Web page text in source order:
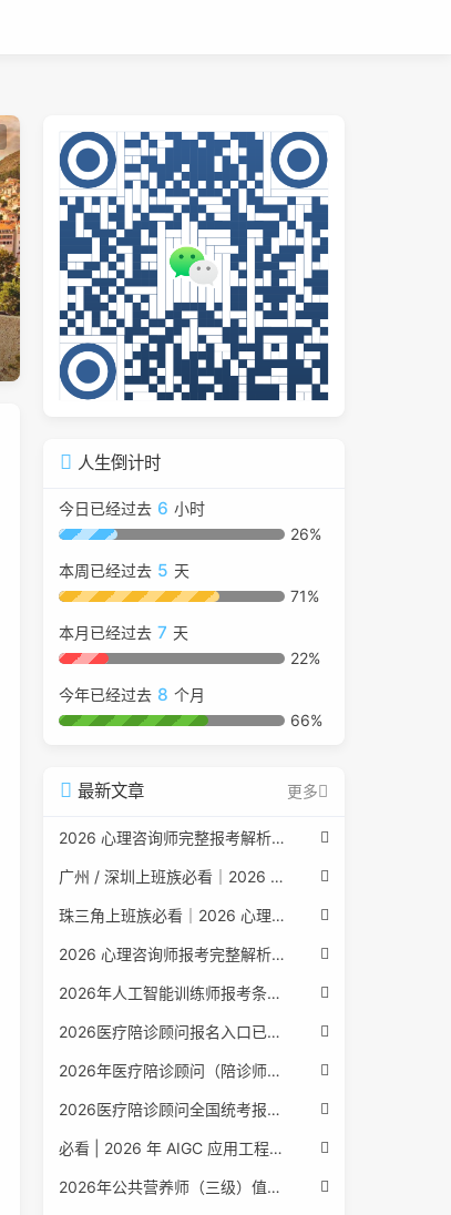
人生倒计时
今日已经过去 6 小时
26%
本周已经过去 5 天
71%
本月已经过去 7 天
22%
今年已经过去 8 个月
66%
最新文章 更多
2026 心理咨询师完整报考解析（2017 国考取消后现行权威体系 + 避坑全指南）
广州 / 深圳上班族必看｜2026 心理咨询师考证指南，转行副业、情绪疏导双收益
珠三角上班族必看｜2026 心理咨询师考证指南，转行副业、情绪疏导双收益
2026 心理咨询师报考完整解析｜2017 国考取消后正规报考标准、流程避坑指南
2026年人工智能训练师报考条件与流程：2026年最新官方要求全面解读
2026医疗陪诊顾问报名入口已公布，全国报考条件流程政策全解析
2026年医疗陪诊顾问（陪诊师）招生启动，全国报考指南附报名官网
2026医疗陪诊顾问全国统考报名中，报考条件流程全攻略附报名入口
必看 | 2026 年 AIGC 应用工程师报考核心要点：报名费用、官网可查、行业认可度、补考规则全盘点
2026年公共营养师（三级）值得考吗？报名入口+条件+证书用途